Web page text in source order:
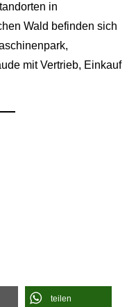
in
Wald befinden sich
mit Vertrieb, Einkauf
teilen